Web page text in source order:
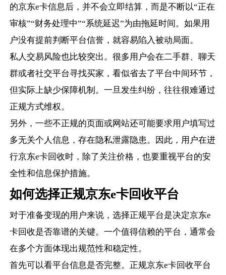
的京东e卡信息后，并不会立即结算，而是不断以“正在
审核”“财务处理中”“系统延迟”为由拖延时间。如果用
户没有提前判断平台信誉，就容易陷入被动局面。
私人交易风险也比较突出。很多用户会在二手群、聊天
群或者社交平台寻找买家，看似省去了平台中间环节，
但实际上缺少保障机制。一旦发生纠纷，往往很难通过
正规方式维权。
另外，一些不正规的页面或网站还可能要求用户填写过
多无关个人信息，存在隐私泄露隐患。因此，用户在进
行京东e卡回收时，除了关注价格，也要重视平台的安
全性和信息保护措施。
如何选择正规京东e卡回收平台
对于准备变现的用户来说，选择正规平台是决定京东e
卡回收是否靠谱的关键。一个值得信赖的平台，通常会
在多个方面体现出规范性和稳定性。
首先可以看平台信息是否完整。正规京东e卡回收平台